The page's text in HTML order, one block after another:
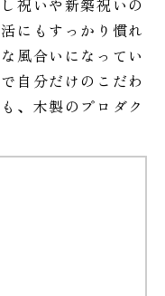
祝いや新築祝いの
にもすっかり慣れ
風合いになってい
自分だけのこだわ
、木製のプロダク